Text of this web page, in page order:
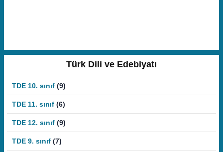
Türk Dili ve Edebiyatı
TDE 10. sınıf (9)
TDE 11. sınıf (6)
TDE 12. sınıf (9)
TDE 9. sınıf (7)